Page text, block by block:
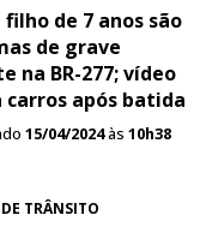
filho de 7 anos são
de grave
na BR-277; vídeo
após batida
15/04/2024às 10h38
TRÂNSITO